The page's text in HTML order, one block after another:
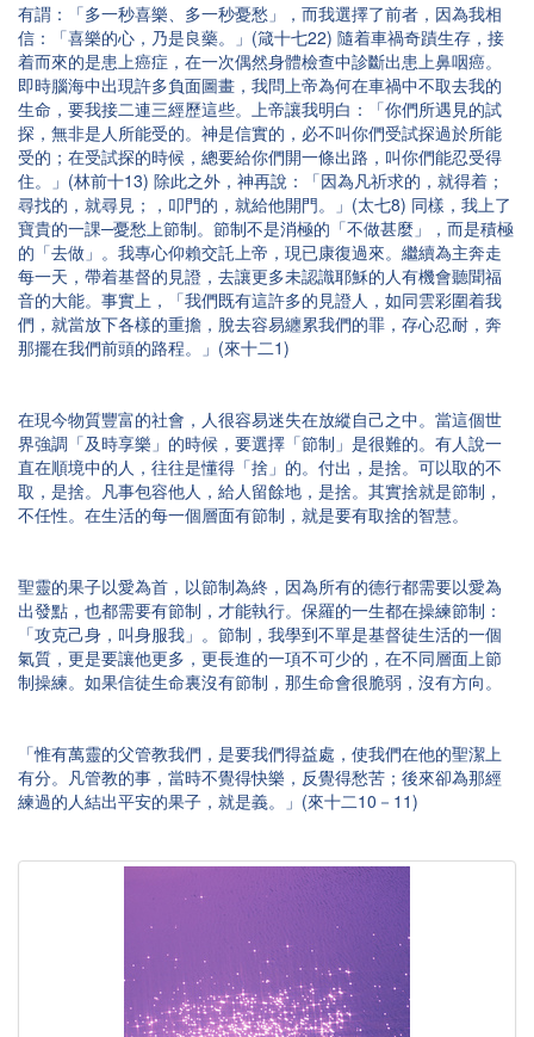
有謂：「多一秒喜樂、多一秒憂愁」，而我選擇了前者，因為我相
信：「喜樂的心，乃是良藥。」(箴十七22) 隨着車禍奇蹟生存，接
着而來的是患上癌症，在一次偶然身體檢查中診斷出患上鼻咽癌。
即時腦海中出現許多負面圖畫，我問上帝為何在車禍中不取去我的
生命，要我接二連三經歷這些。上帝讓我明白：「你們所遇見的試
探，無非是人所能受的。神是信實的，必不叫你們受試探過於所能
受的；在受試探的時候，總要給你們開一條出路，叫你們能忍受得
住。」(林前十13) 除此之外，神再說：「因為凡祈求的，就得着；
尋找的，就尋見；，叩門的，就給他開門。」(太七8) 同樣，我上了
寶貴的一課─憂愁上節制。節制不是消極的「不做甚麼」，而是積極
的「去做」。我專心仰賴交託上帝，現已康復過來。繼續為主奔走
每一天，帶着基督的見證，去讓更多未認識耶穌的人有機會聽聞福
音的大能。事實上，「我們既有這許多的見證人，如同雲彩圍着我
們，就當放下各樣的重擔，脫去容易纏累我們的罪，存心忍耐，奔
那擺在我們前頭的路程。」(來十二1)
在現今物質豐富的社會，人很容易迷失在放縱自己之中。當這個世
界強調「及時享樂」的時候，要選擇「節制」是很難的。有人說一
直在順境中的人，往往是懂得「捨」的。付出，是捨。可以取的不
取，是捨。凡事包容他人，給人留餘地，是捨。其實捨就是節制，
不任性。在生活的每一個層面有節制，就是要有取捨的智慧。
聖靈的果子以愛為首，以節制為終，因為所有的德行都需要以愛為
出發點，也都需要有節制，才能執行。保羅的一生都在操練節制：
「攻克己身，叫身服我」。節制，我學到不單是基督徒生活的一個
氣質，更是要讓他更多，更長進的一項不可少的，在不同層面上節
制操練。如果信徒生命裏沒有節制，那生命會很脆弱，沒有方向。
「惟有萬靈的父管教我們，是要我們得益處，使我們在他的聖潔上
有分。凡管教的事，當時不覺得快樂，反覺得愁苦；後來卻為那經
練過的人結出平安的果子，就是義。」(來十二10－11)